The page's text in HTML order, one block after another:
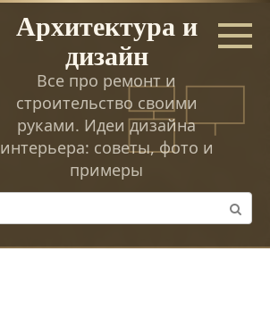
Архитектура и
дизайн
Все про ремонт и
строительство своими
руками. Идеи дизайна
интерьера: советы, фото и
примеры